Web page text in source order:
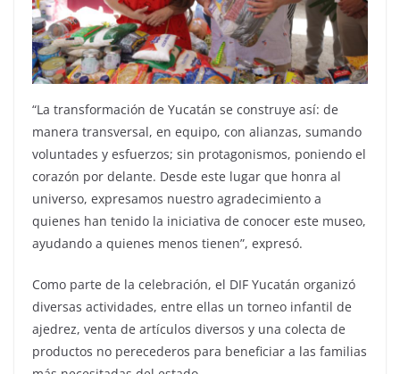
“La transformación de Yucatán se construye así: de
manera transversal, en equipo, con alianzas, sumando
voluntades y esfuerzos; sin protagonismos, poniendo el
corazón por delante. Desde este lugar que honra al
universo, expresamos nuestro agradecimiento a
quienes han tenido la iniciativa de conocer este museo,
ayudando a quienes menos tienen”, expresó.
Como parte de la celebración, el DIF Yucatán organizó
diversas actividades, entre ellas un torneo infantil de
ajedrez, venta de artículos diversos y una colecta de
productos no perecederos para beneficiar a las familias